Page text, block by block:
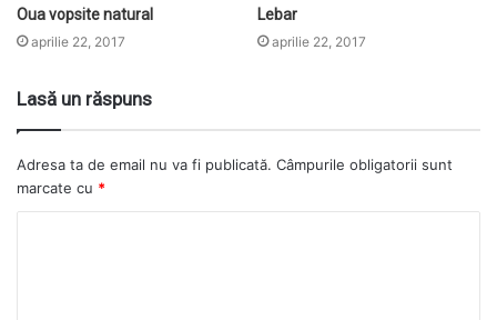
Oua vopsite natural
aprilie 22, 2017
Lebar
aprilie 22, 2017
Lasă un răspuns
Adresa ta de email nu va fi publicată. Câmpurile obligatorii sunt
marcate cu *